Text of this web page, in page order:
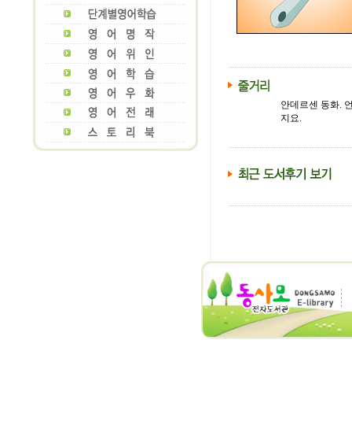
안데르센 동화.
지요.